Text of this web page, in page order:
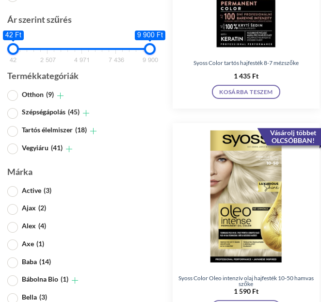
Ár szerint szűrés
42 Ft 9 900 Ft
42 2 507 4 971 7 436 9 900
Termékkategóriák
Otthon (9)
Szépségápolás (45)
Tartós élelmiszer (18)
Vegyiáru (41)
Márka
Active (3)
Ajax (2)
Alex (4)
Axe (1)
Baba (14)
Bábolna Bio (1)
Bella (3)
Syoss Color tartós hajfesték 8-7 mézszőke
1 435 Ft
KOSÁRBA TESZEM
Vásárolj többet
OLCSÓBBAN!
Syoss Color Oleo intenzív olaj hajfesték 10-50 hamvas
szőke
1 590 Ft